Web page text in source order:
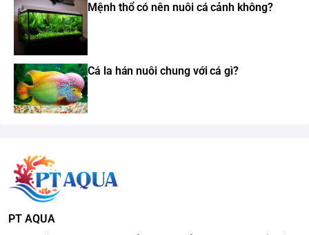
Mệnh thổ có nên nuôi cá cảnh không?
Cá la hán nuôi chung với cá gì?
PT AQUA